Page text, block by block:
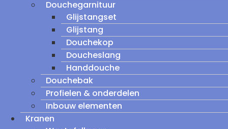
Douchegarnituur
Glijstangset
Glijstang
Douchekop
Doucheslang
Handdouche
Douchebak
Profielen & onderdelen
Inbouw elementen
Kranen